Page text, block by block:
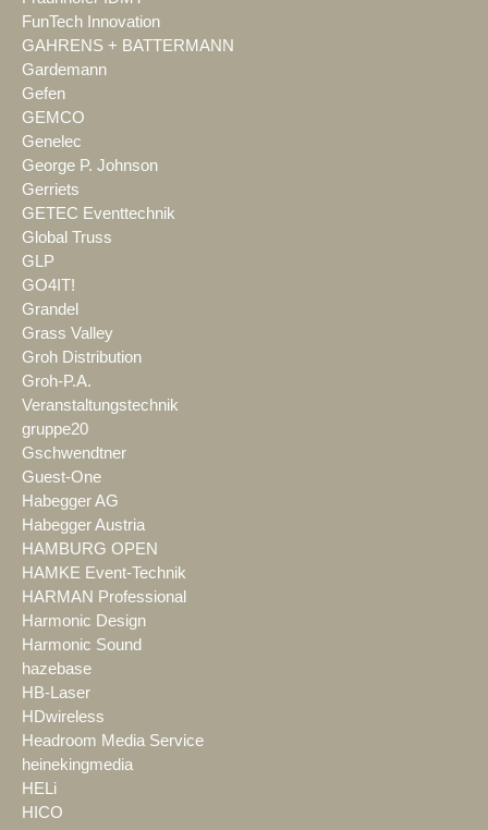
FunTech Innovation
GAHRENS + BATTERMANN
Gardemann
Gefen
GEMCO
Genelec
George P. Johnson
Gerriets
GETEC Eventtechnik
Global Truss
GLP
GO4IT!
Grandel
Grass Valley
Groh Distribution
Groh-P.A.
Veranstaltungstechnik
gruppe20
Gschwendtner
Guest-One
Habegger AG
Habegger Austria
HAMBURG OPEN
HAMKE Event-Technik
HARMAN Professional
Harmonic Design
Harmonic Sound
hazebase
HB-Laser
HDwireless
Headroom Media Service
heinekingmedia
HELi
HICO